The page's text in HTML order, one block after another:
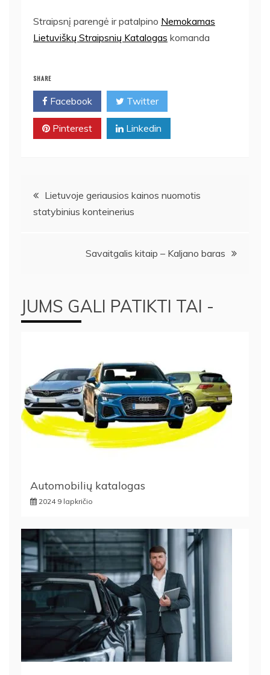
Straipsnį parengė ir patalpino Nemokamas
Lietuviškų Straipsnių Katalogas komanda
SHARE
Facebook Twitter
Pinterest Linkedin
Navigacija
tarp
Lietuvoje geriausios kainos nuomotis
statybinius konteinerius
Savaitgalis kitaip – Kaljano baras
JUMS GALI PATIKTI TAI -
Automobilių katalogas
2024 9 lapkričio